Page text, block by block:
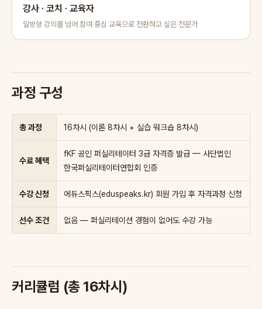
강사 · 코치 · 교육자
일방향 강의를 넘어 참여 중심 교육으로 전환하고 싶은 전문가
과정 구성
총 과정 16차시 (이론 8차시 + 실습 워크숍 8차시)
수료 혜택
fKF 공인 퍼실리테이터 3급 자격증 발급 — 사단법인
한국퍼실리테이터연합회 인증
수강 신청 에듀스픽스(eduspeaks.kr) 회원 가입 후 자격과정 신청
선수 조건 없음 — 퍼실리테이션 경험이 없어도 수강 가능
커리큘럼 (총 16차시)